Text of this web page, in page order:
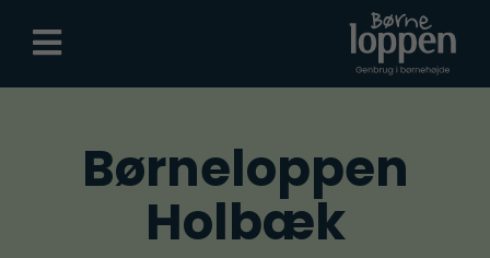
Børneloppen
Holbæk